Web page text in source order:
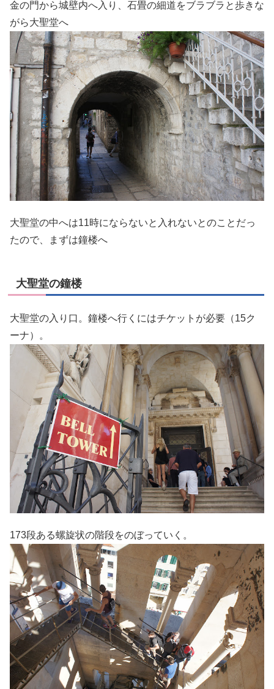
金の門から城壁内へ入り、石畳の細道をブラブラと歩きな
がら大聖堂へ
大聖堂の中へは11時にならないと入れないとのことだっ
たので、まずは鐘楼へ
大聖堂の鐘楼
大聖堂の入り口。鐘楼へ行くにはチケットが必要（15ク
ーナ）。
173段ある螺旋状の階段をのぼっていく。